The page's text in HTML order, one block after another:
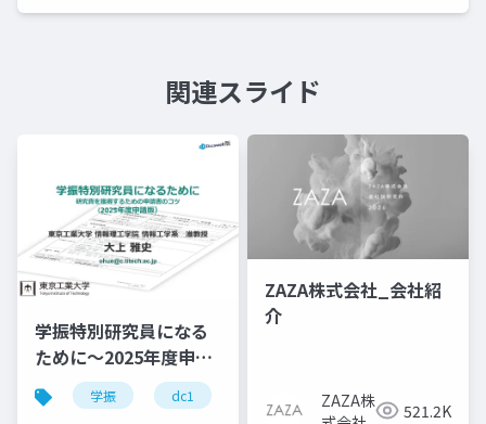
関連スライド
学振特別研究員になる
ために～2025年度申請
版
学振 dc1 jsps
ZAZA株式会社_会社紹
介
ZAZA株
521.2K